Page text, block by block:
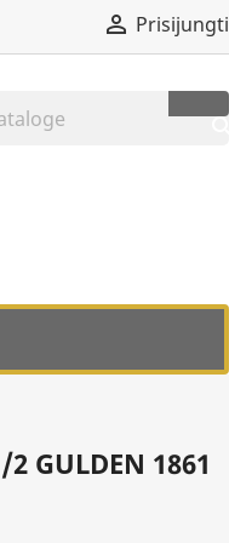
 Prisijungti
GULDEN 1861